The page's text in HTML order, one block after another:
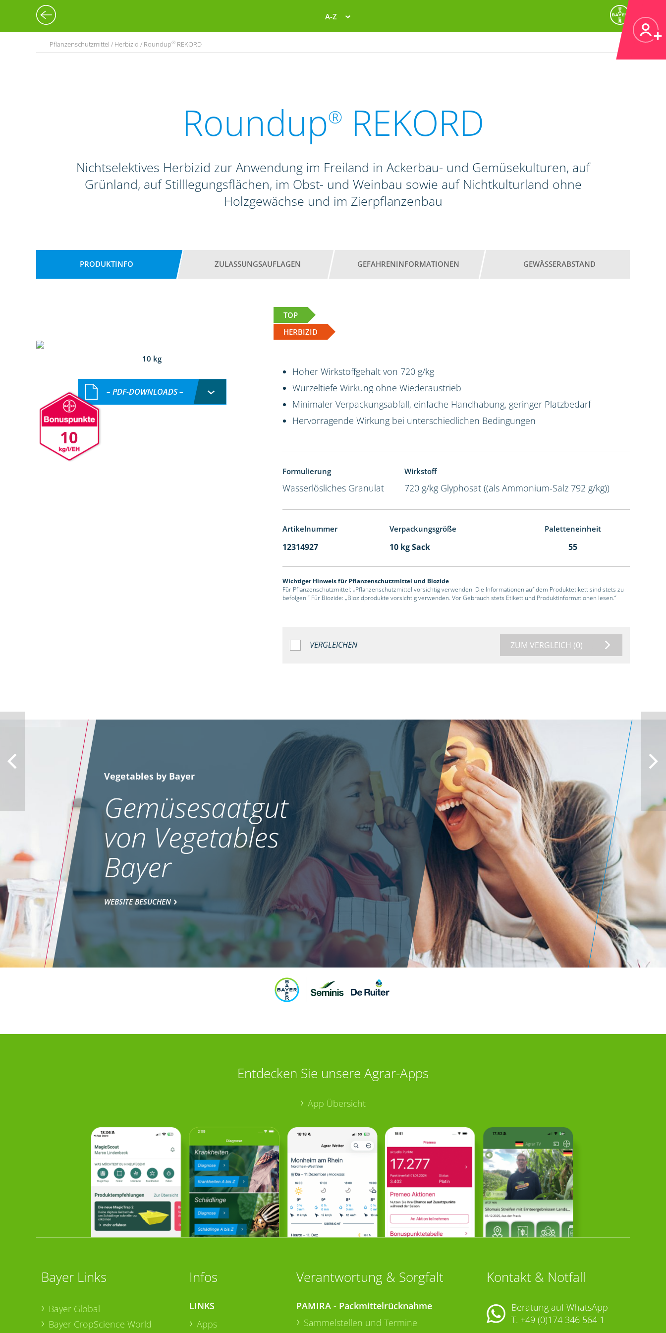
A-Z
Pflanzenschutzmittel / Herbizid / Roundup® REKORD
Roundup® REKORD
Nichtselektives Herbizid zur Anwendung im Freiland in Ackerbau- und Gemüsekulturen, auf
Grünland, auf Stilllegungsflächen, im Obst- und Weinbau sowie auf Nichtkulturland ohne
Holzgewächse und im Zierpflanzenbau
PRODUKTINFO ZULASSUNGSAUFLAGEN GEFAHRENINFORMATIONEN GEWÄSSERABSTAND
TOP
HERBIZID
10 kg
10
– PDF-DOWNLOADS –
Hoher Wirkstoffgehalt von 720 g/kg
Wurzeltiefe Wirkung ohne Wiederaustrieb
Minimaler Verpackungsabfall, einfache Handhabung, geringer Platzbedarf
Hervorragende Wirkung bei unterschiedlichen Bedingungen
Formulierung
Wasserlösliches Granulat
Wirkstoff
720 g/kg Glyphosat ((als Ammonium-Salz 792 g/kg))
Artikelnummer Verpackungsgröße Paletteneinheit
12314927 10 kg Sack 55
Wichtiger Hinweis für Pflanzenschutzmittel und Biozide
Für Pflanzenschutzmittel: „Pflanzenschutzmittel vorsichtig verwenden. Die Informationen auf dem Produktetikett sind stets zu
befolgen.“ Für Biozide: „Biozidprodukte vorsichtig verwenden. Vor Gebrauch stets Etikett und Produktinformationen lesen.“
VERGLEICHEN ZUM VERGLEICH (0)
Vegetables by Bayer
Gemüsesaatgut
von Vegetables
Bayer
WEBSITE BESUCHEN
Entdecken Sie unsere Agrar-Apps
App Übersicht
Bayer Links
Bayer Global
Bayer CropScience World
Infos
LINKS
Apps
Verantwortung & Sorgfalt
PAMIRA - Packmittelrücknahme
Sammelstellen und Termine
Kontakt & Notfall
Beratung auf WhatsApp
T. +49 (0)174 346 564 1